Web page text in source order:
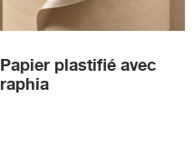
Papier plastifié avec
raphia